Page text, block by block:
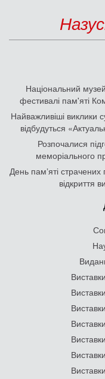
Національний
фестивалі пам'яті
Найважливіші виклики
відбудуться
Розпочалися
меморіального
День памʼяті
відкриття